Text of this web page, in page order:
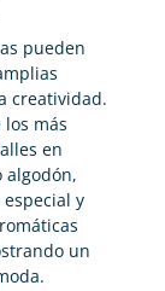
pueden
creatividad.
más
en
algodón,
y
un